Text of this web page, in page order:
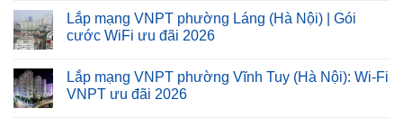
Lắp mạng VNPT phường Láng (Hà Nội) | Gói
cước WiFi ưu đãi 2026
Lắp mạng VNPT phường Vĩnh Tuy (Hà Nội): Wi-Fi
VNPT ưu đãi 2026